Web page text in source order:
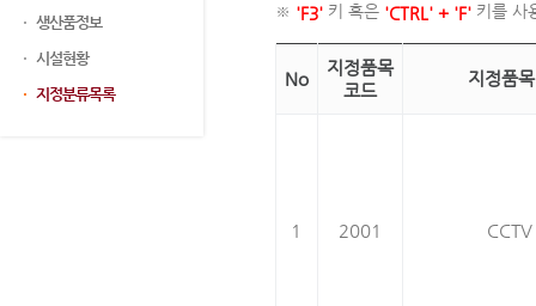
생산품정보
시설현황
지정분류목록
※ 'F3' 키 혹은 'CTRL' + 'F' 키를 사
No
지정품목
코드
지정품
1 2001 CCTV